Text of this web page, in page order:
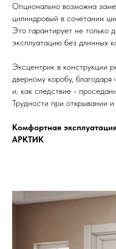
Опционально возможна
цилиндровый в сочетании
Это гарантирует не только
эксплуатацию без длинных
Эксцентрик в конструкции
дверному коробу,
и, как следствие -
Трудности при открывании
Комфортная
АРКТИК